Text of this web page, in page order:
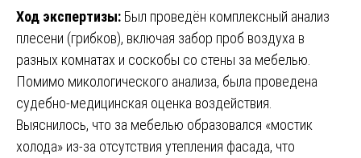
Ход экспертизы: Был проведён комплексный анализ
плесени (грибков), включая забор проб воздуха в
разных комнатах и соскобы со стены за мебелью.
Помимо микологического анализа, была проведена
судебно-медицинская оценка воздействия.
Выяснилось, что за мебелью образовался «мостик
холода» из-за отсутствия утепления фасада, что